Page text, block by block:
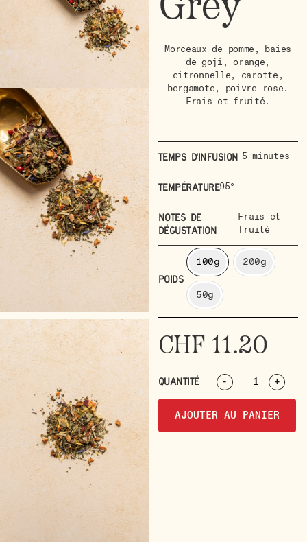
Morceaux de pomme, baies
de goji, orange,
citronnelle, carotte,
bergamote, poivre rose.
Frais et fruité.
Temps d'infusion 5 minutes
Température95°
Notes de
dégustation
Frais et
fruité
POIDS
100g 200g
50g
CHF 11.20
QUANTITÉ - +
AJOUTER AU PANIER